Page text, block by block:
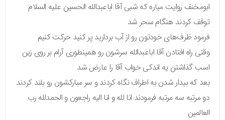
ابومخنف روایت میاره که شبی آقا اباعبدالله الحسین علیه السلام
توقف کردند هنگام سحر شد
فرمود ظرف‌های خودتون رو از آب بردارید پر کنید حرکت کنیم
وقتی راه افتادن آقا اباعبدالله سرشون رو همینطوری آرام بر روی زین
اسب گذاشتن یه اندکی خواب آقا را عارض شد
بعد که بیدار شدن به اطراف نگاه کردند و سر مبارکشون رو بلند کردند
دو مرتبه سه مرتبه فرمودند انا لله و انا الیه راجعون و الحمدلله رب
العالمین